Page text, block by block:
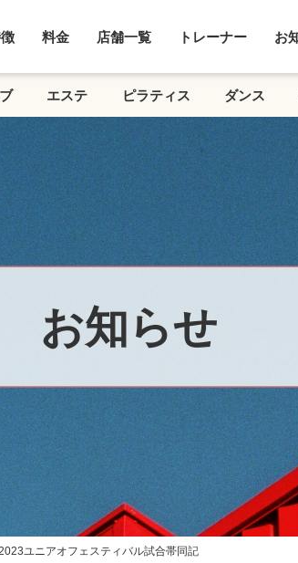
料金 店舗一覧 トレーナー お
エステ ピラティス ダンス
お知らせ
ユニアオフェスティバル試合帯同記